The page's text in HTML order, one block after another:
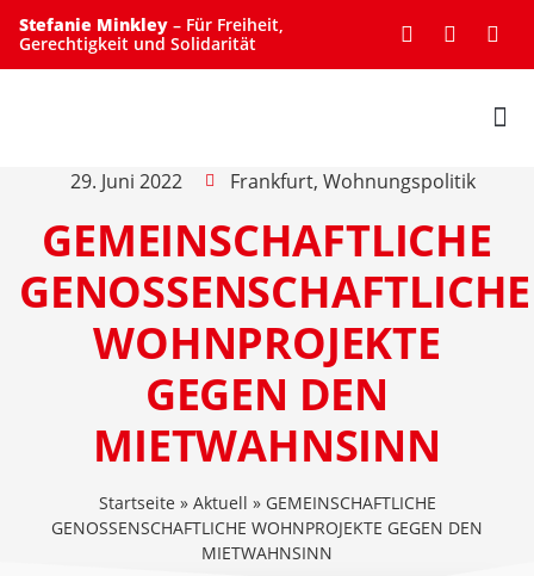
Stefanie Minkley – Für Freiheit,
Gerechtigkeit und Solidarität
29. Juni 2022 Frankfurt, Wohnungspolitik
GEMEINSCHAFTLICHE
GENOSSENSCHAFTLICHE
WOHNPROJEKTE
GEGEN DEN
MIETWAHNSINN
Startseite » Aktuell » GEMEINSCHAFTLICHE
GENOSSENSCHAFTLICHE WOHNPROJEKTE GEGEN DEN
MIETWAHNSINN